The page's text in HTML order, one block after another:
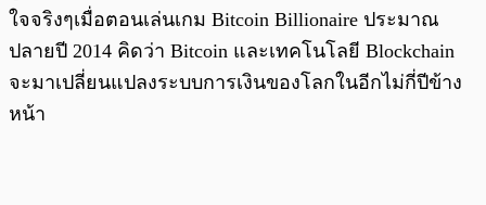
ใจจริงๆเมื่อตอนเล่นเกม Bitcoin Billionaire ประมาณ
ปลายปี 2014 คิดว่า Bitcoin และเทคโนโลยี Blockchain
จะมาเปลี่ยนแปลงระบบการเงินของโลกในอีกไม่กี่ปีข้าง
หน้า